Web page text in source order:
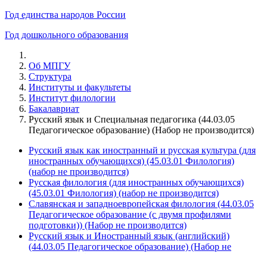
Год единства народов России
Год дошкольного образования
Об МПГУ
Структура
Институты и факультеты
Институт филологии
Бакалавриат
Русский язык и Специальная педагогика (44.03.05
Педагогическое образование) (Набор не производится)
Русский язык как иностранный и русская культура (для
иностранных обучающихся) (45.03.01 Филология)
(набор не производится)
Русская филология (для иностранных обучающихся)
(45.03.01 Филология) (набор не производится)
Славянская и западноевропейская филология (44.03.05
Педагогическое образование (с двумя профилями
подготовки)) (Набор не производится)
Русский язык и Иностранный язык (английский)
(44.03.05 Педагогическое образование) (Набор не